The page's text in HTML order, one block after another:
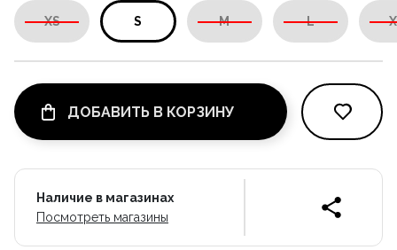
XS S M L
ДОБАВИТЬ В КОРЗИНУ
Наличие в магазинах
Посмотреть магазины